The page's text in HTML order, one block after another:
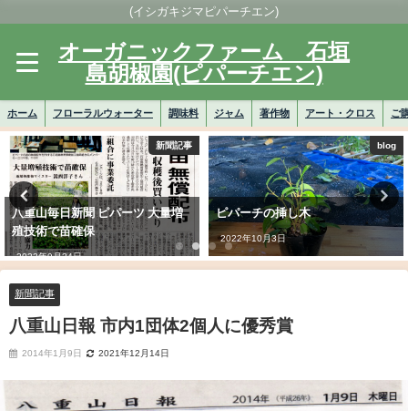
(イシガキジマピパーチエン)
オーガニックファーム 石垣
島胡椒園(ピパーチエン)
ホーム フローラルウォーター 調味料 ジャム 著作物 アート・クロス ご
新聞記事
八重山毎日新聞 ピパーツ 大量増
殖技術で苗確保
2022年9月24日
blog
ピパーチの挿し木
2022年10月3日
新聞記事
八重山日報 市内1団体2個人に優秀賞
2014年1月9日 2021年12月14日